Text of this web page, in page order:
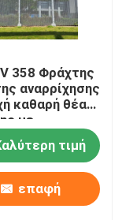
358 Φράχτης
αναρρίχησης
καθαρή θέα
με
στην
τιμή
επαφή